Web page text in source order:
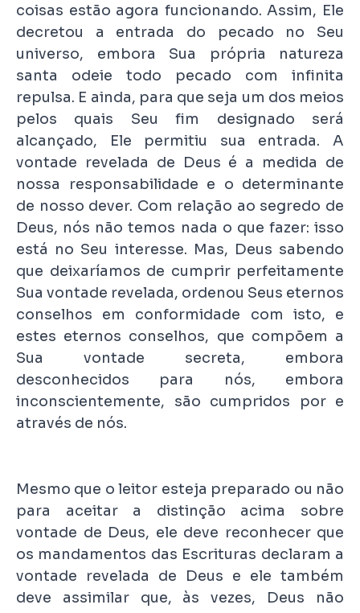
coisas estão agora funcionando. Assim, Ele
decretou a entrada do pecado no Seu
universo, embora Sua própria natureza
santa odeie todo pecado com infinita
repulsa. E ainda, para que seja um dos meios
pelos quais Seu fim designado será
alcançado, Ele permitiu sua entrada. A
vontade revelada de Deus é a medida de
nossa responsabilidade e o determinante
de nosso dever. Com relação ao segredo de
Deus, nós não temos nada o que fazer: isso
está no Seu interesse. Mas, Deus sabendo
que deixaríamos de cumprir perfeitamente
Sua vontade revelada, ordenou Seus eternos
conselhos em conformidade com isto, e
estes eternos conselhos, que compõem a
Sua vontade secreta, embora
desconhecidos para nós, embora
inconscientemente, são cumpridos por e
através de nós.
Mesmo que o leitor esteja preparado ou não
para aceitar a distinção acima sobre
vontade de Deus, ele deve reconhecer que
os mandamentos das Escrituras declaram a
vontade revelada de Deus e ele também
deve assimilar que, às vezes, Deus não